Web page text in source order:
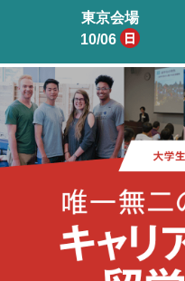
東京会場
10/06